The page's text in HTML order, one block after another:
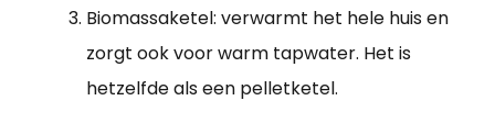
Biomassaketel: verwarmt het hele huis en
zorgt ook voor warm tapwater. Het is
hetzelfde als een pelletketel.